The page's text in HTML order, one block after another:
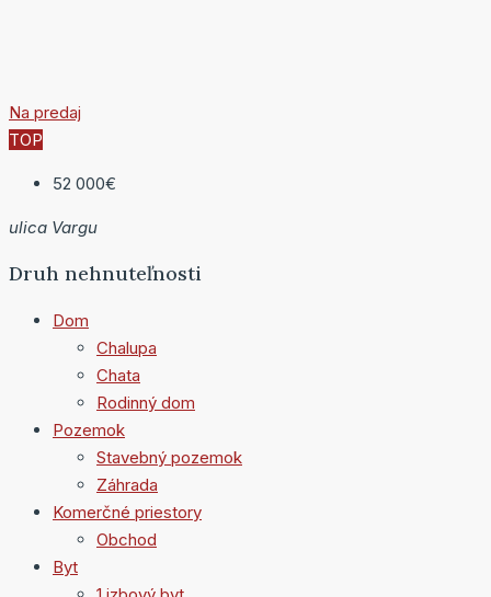
Na predaj
TOP
52 000€
ulica Vargu
Druh nehnuteľnosti
Dom
Chalupa
Chata
Rodinný dom
Pozemok
Stavebný pozemok
Záhrada
Komerčné priestory
Obchod
Byt